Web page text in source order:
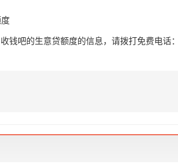
收钱吧的生意贷额度的信息，请拨打免费电话：